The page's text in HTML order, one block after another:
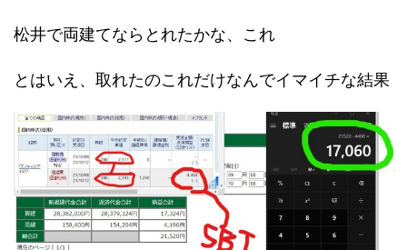
松井で両建てならとれたかな、これ
とはいえ、取れたのこれだけなんでイマイチな結果